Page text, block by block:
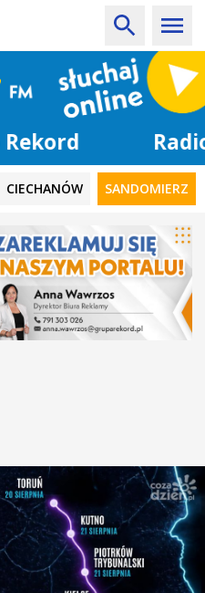
CIECHANÓW SANDOMIERZ